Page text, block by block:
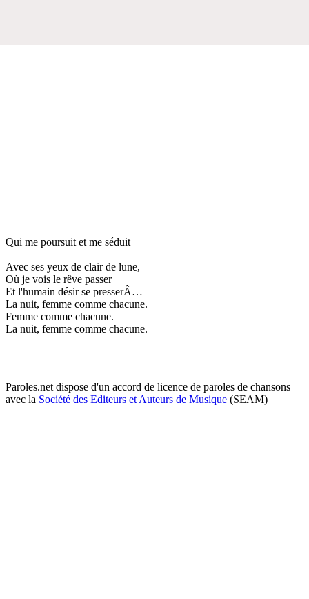
Qui me poursuit et me séduit
Avec ses yeux de clair de lune,
Où je vois le rêve passer
Et l'humain désir se presserÂ…
La nuit, femme comme chacune.
Femme comme chacune.
La nuit, femme comme chacune.
Paroles.net dispose d'un accord de licence de paroles de chansons
avec la Société des Editeurs et Auteurs de Musique (SEAM)